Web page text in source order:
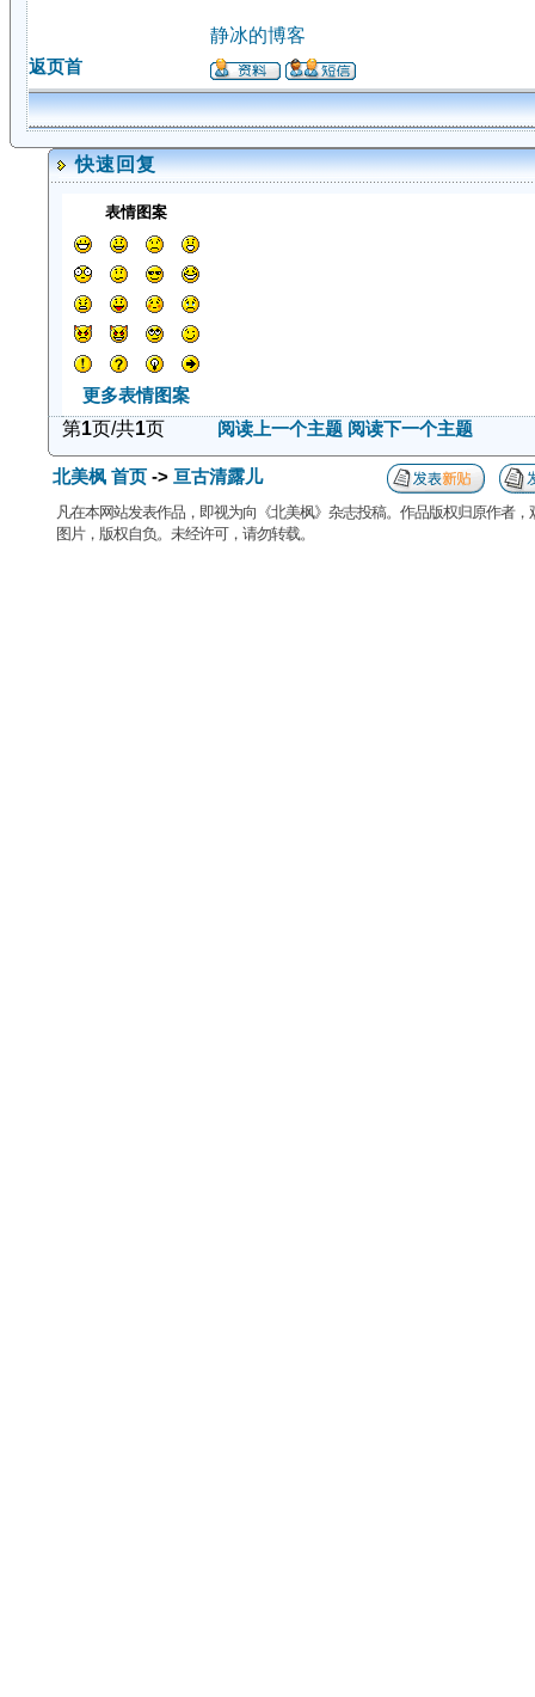
静冰的博客
返页首
快速回复
表情图案
更多表情图案
第1页/共1页 阅读上一个主题 阅读下一个主题
北美枫 首页 -> 亘古清露儿
凡在本网站发表作品，即视为向《北美枫》杂志投稿。作品版权归原作者
图片，版权自负。未经许可，请勿转载。